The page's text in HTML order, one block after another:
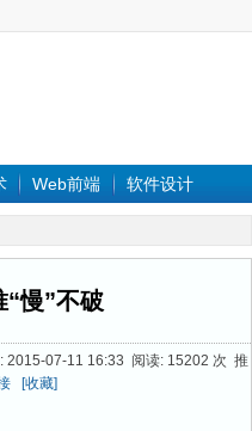
Web前端 软件设计
“慢”不破
2015-07-11 16:33 阅读: 15202 次 推
[收藏]